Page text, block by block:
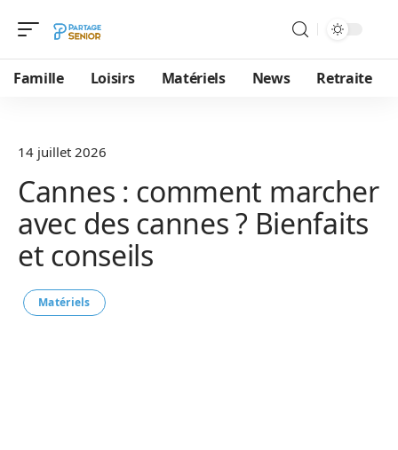
Famille Loisirs Matériels News Retraite
14 juillet 2026
Cannes : comment marcher
avec des cannes ? Bienfaits
et conseils
Matériels